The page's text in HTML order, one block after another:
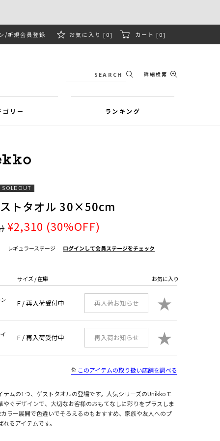
新規会員登録 お気に入り [0] カート [0]
詳細検索
ゴリー ランキング
SOLDOUT
トタオル 30×50cm
) ¥2,310 (30%OFF)
レギュラーステージ ログインして会員ステージをチェック
サイズ / 在庫 お気に入り
F /再入荷受付中 再入荷お知らせ ★
F /再入荷受付中 再入荷お知らせ ★
このアイテムの取り扱い店舗を調べる
テムの1つ、ゲストタオルの登場です。人気シリーズのUnikkoモ
やぐデザインで、大切なお客様のおもてなしに彩りをプラスしま
ラー展開で色違いでそろえるのもおすすめ、家族や友人へのプ
るアイテムです。